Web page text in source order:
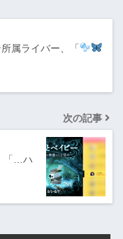
属ライバー、「
次の記事
「…ハ